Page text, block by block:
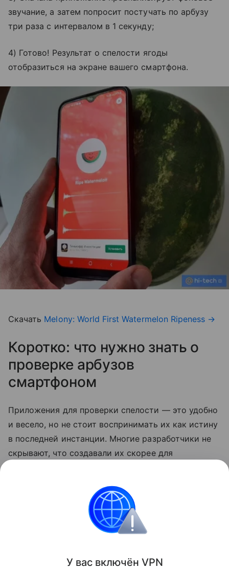
звучание, а затем попросит постучать по арбузу
три раза с интервалом в 1 секунду;
4) Готово! Результат о спелости ягоды
отобразиться на экране вашего смартфона.
Скачать Melony: World First Watermelon Ripeness →
Коротко: что нужно знать о
проверке арбузов
смартфоном
Приложения для проверки спелости — это удобно
и весело, но не стоит воспринимать их как истину
в последней инстанции. Многие разработчики не
скрывают, что создавали их скорее для
Лайфхаки
Поделиться
У вас включён VPN